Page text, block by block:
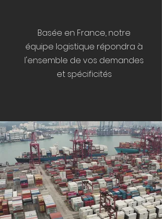
Basée en France, notre
équipe logistique répondra à
l'ensemble de vos demandes
et spécificités